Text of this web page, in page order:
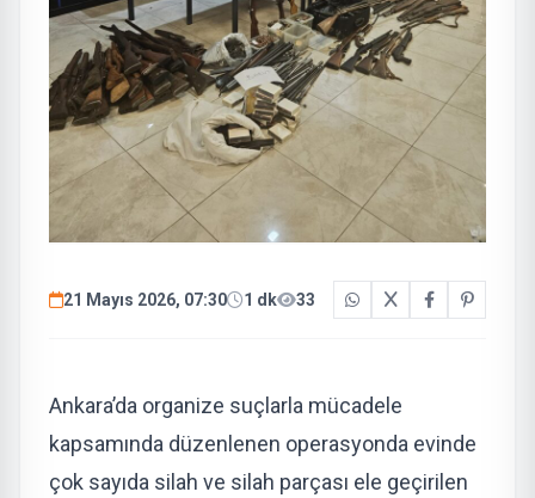
21 Mayıs 2026, 07:30 1 dk 33
Ankara’da organize suçlarla mücadele
kapsamında düzenlenen operasyonda evinde
çok sayıda silah ve silah parçası ele geçirilen